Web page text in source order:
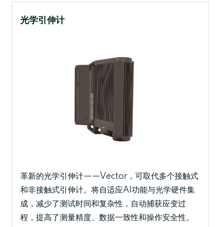
切换)进行质量熔体流动速率(MFR)测试所需要的一
升级设备，例如用户可以选配ISO1133的工具及基
于编码器的可编程活塞位移传感器(或简称为
PPDT)，这样用户就可以根据ASTM D1239 B&C
标准进行测试，或进行体积测量测试(熔 体体积速率
或 MVR)和熔体密度计算。 用户还可以选配Tinius
Olsen的手动和自动试样切割工具，它们可以减少
光学引伸计
革新的光学引伸计——Vector，可取代多个接触式
和非接触式引伸计。将自适应AI功能与光学硬件集
成，减少了测试时间和复杂性，自动捕获应变过
程，提高了测量精度、数据一致性和操作安全性。